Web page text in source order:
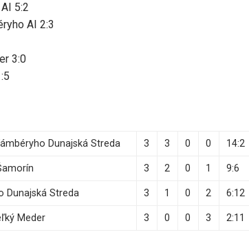
5:2
AI 2:3
3:0
Dunajská Streda 3 3 0 0 14:2
3 2 0 1 9:6
Dunajská Streda 3 1 0 2 6:12
Meder 3 0 0 3 2:11